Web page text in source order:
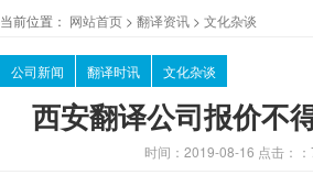
当前位置： 网站首页 > 翻译资讯 > 文化杂谈
公司新闻 翻译时讯 文化杂谈
西安翻译公司报价不
时间：2019-08-16 点击：：